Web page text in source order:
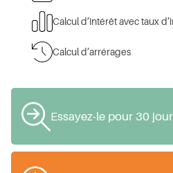
Calcul d’intérêt avec taux
Calcul d’arrérages
Essayez-le pour 30